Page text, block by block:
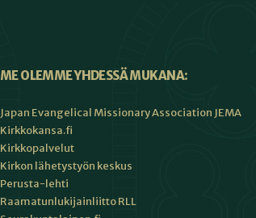
ME OLEMME YHDESSÄ MUKANA:
Japan Evangelical Missionary Association JEMA
Kirkkokansa.fi
Kirkkopalvelut
Kirkon lähetystyön keskus
Perusta-lehti
Raamatunlukijainliitto RLL